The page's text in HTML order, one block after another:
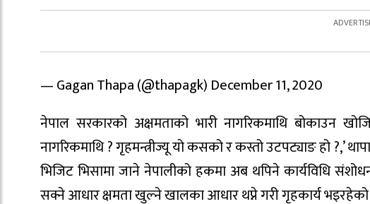
— Gagan Thapa (@thapagk) December 11, 2020
नेपाल सरकारको अक्षमताको भारी नागरिकमाथि बोकाउन
नागरिकमाथि ? गृहमन्त्रीज्यू यो कसको र कस्तो उटपट्याङ हो ?,’
भिजिट भिसामा जाने नेपालीको हकमा अब थपिने कार्यविधि
सक्ने आधार क्षमता खुल्ने खालका आधार थप्ने गरी गृहकार्य भइरहेको